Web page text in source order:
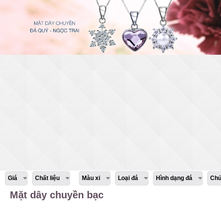
Giá Chất liệu Màu xi Loại đá Hình dạng đá
Mặt dây chuyền bạc